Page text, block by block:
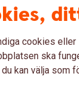
marken
för att bli
en
eventuellt förvärv
tio år. Med
cookies eller
ska
kan välja som